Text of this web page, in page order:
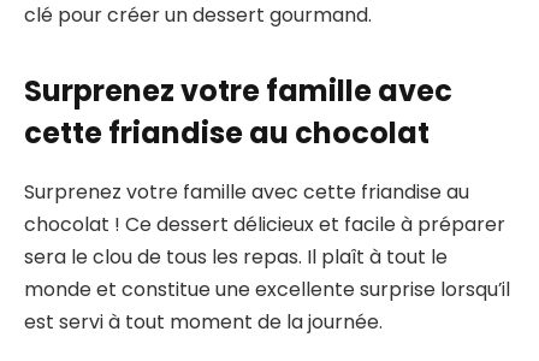
clé pour créer un dessert gourmand.
Surprenez votre famille avec
cette friandise au chocolat
Surprenez votre famille avec cette friandise au
chocolat ! Ce dessert délicieux et facile à préparer
sera le clou de tous les repas. Il plaît à tout le
monde et constitue une excellente surprise lorsqu’il
est servi à tout moment de la journée.